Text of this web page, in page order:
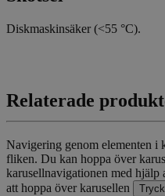
Diskmaskinsäker (<55 °C).
Relaterade
Navigering genom elementen i
fliken. Du kan hoppa över
karusellnavigationen med hjälp
att hoppa över karusellen